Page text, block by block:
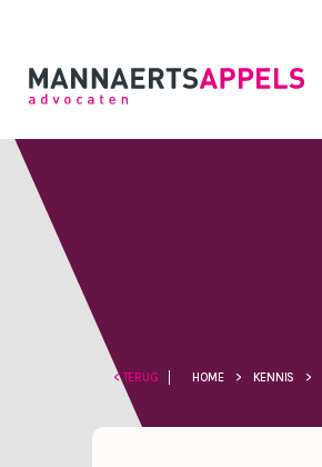
< TERUG HOME > KENNIS >